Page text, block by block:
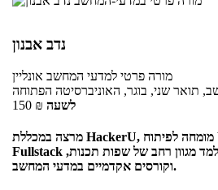
נדב אבנון
מורה פרטי למדעי המחשב אונליין
תואר שני, בוגר, האוניברסיטה הפתוחה
150 ₪ לשעה
מרצה במכללת HackerU, מומחה לפיתוח Web & Mobile, פיתוח
Fullstack וגרפיקה ממוחשבת. מלמד מגוון רחב של שפות תכנות,
וקורסים אקדמיים במדעי המחשב.